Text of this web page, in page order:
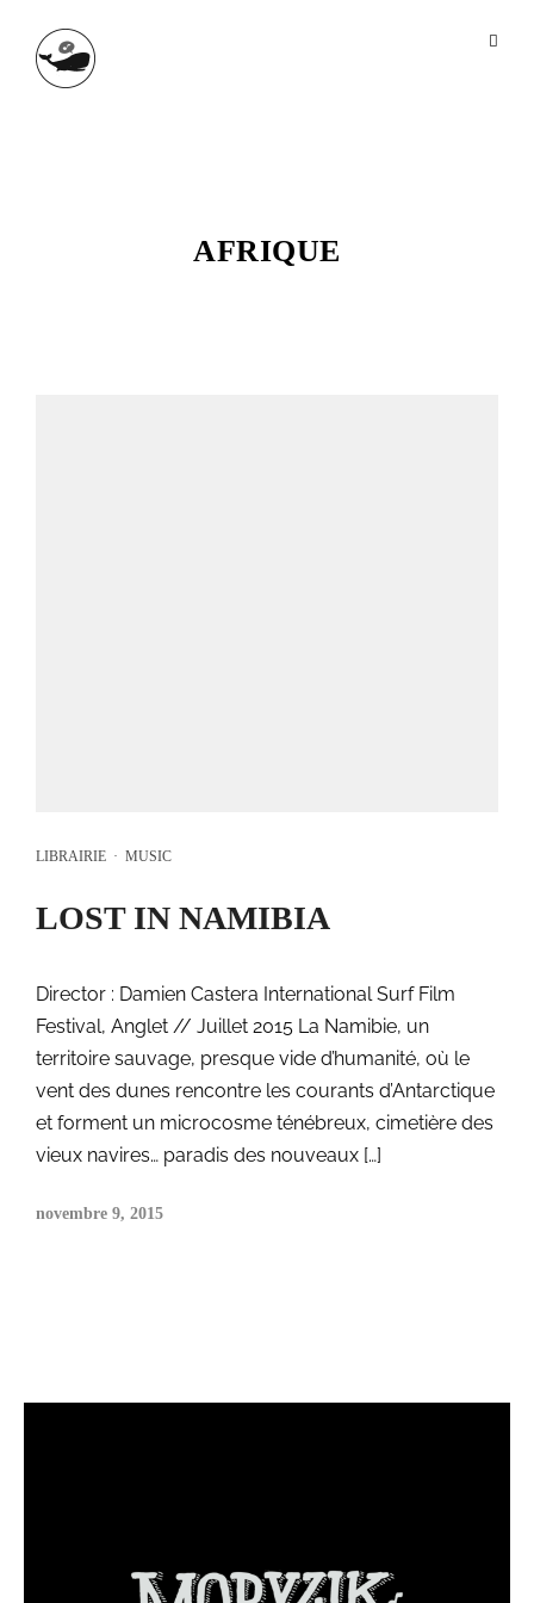
AFRIQUE
LIBRAIRIE · MUSIC
LOST IN NAMIBIA
Director : Damien Castera International Surf Film
Festival, Anglet // Juillet 2015 La Namibie, un
territoire sauvage, presque vide d’humanité, où le
vent des dunes rencontre les courants d’Antarctique
et forment un microcosme ténébreux, cimetière des
vieux navires… paradis des nouveaux […]
novembre 9, 2015